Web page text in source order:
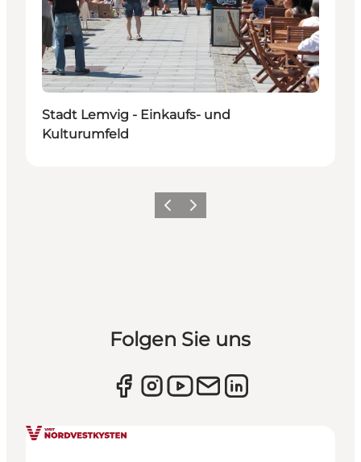
Stadt Lemvig - Einkaufs- und
Kulturumfeld
ZurückWeiter
Folgen Sie uns